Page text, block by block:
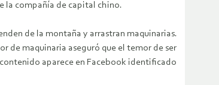
la compañía de capital chino.
de la montaña y arrastran maquinarias.
de maquinaria aseguró que el temor de ser
aparece en Facebook identificado